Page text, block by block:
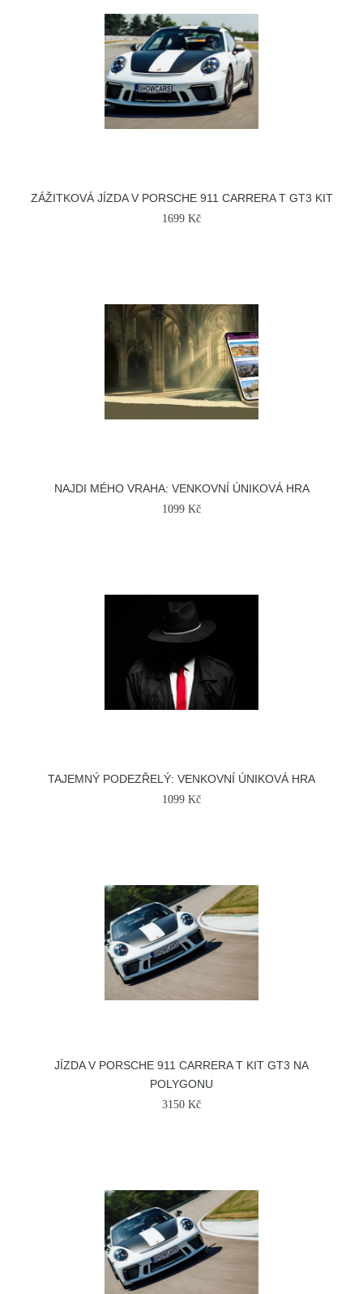
ZÁŽITKOVÁ JÍZDA V PORSCHE 911 CARRERA T GT3 KIT
1699 Kč
NAJDI MÉHO VRAHA: VENKOVNÍ ÚNIKOVÁ HRA
1099 Kč
TAJEMNÝ PODEZŘELÝ: VENKOVNÍ ÚNIKOVÁ HRA
1099 Kč
JÍZDA V PORSCHE 911 CARRERA T KIT GT3 NA
POLYGONU
3150 Kč